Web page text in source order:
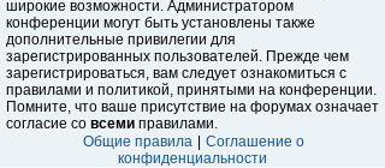
широкие возможности. Администратором
конференции могут быть установлены также
дополнительные привилегии для
зарегистрированных пользователей. Прежде чем
зарегистрироваться, вам следует ознакомиться с
правилами и политикой, принятыми на конференции.
Помните, что ваше присутствие на форумах означает
согласие со всеми правилами.
Общие правила
Соглашение о
конфиденциальности